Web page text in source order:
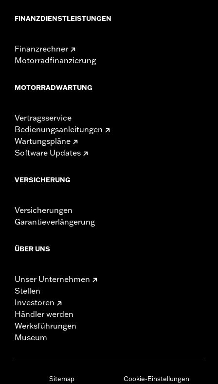
FINANZDIENSTLEISTUNGEN
Finanzrechner
Motorradfinanzierung
MOTORRADWARTUNG
Vertragsservice
Bedienungsanleitungen
Wartungspläne
Software Updates
VERSICHERUNG
Versicherungen
Garantieverlängerung
ÜBER UNS
Unser Unternehmen
Stellen
Investoren
Händler werden
Werksführungen
Museum
Sitemap Cookie-Einstellungen